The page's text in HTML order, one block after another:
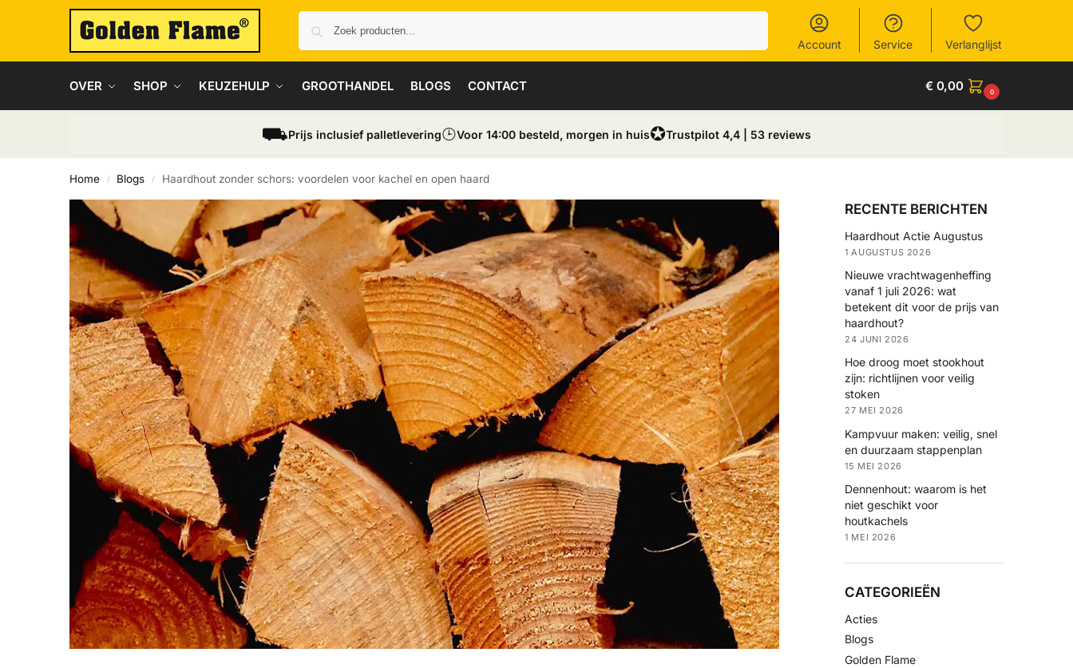
Account Service Verlanglijst
OVER SHOP KEUZEHULP GROOTHANDEL BLOGS CONTACT €0,00 0
⛟Prijs inclusief palletlevering⌚︎Voor 14:00 besteld, morgen in huis✪Trustpilot 4,4 | 53 reviews
Home / Blogs / Haardhout zonder schors: voordelen voor kachel en open haard
RECENTE BERICHTEN
Haardhout Actie Augustus
1 AUGUSTUS 2026
Nieuwe vrachtwagenheffing
vanaf 1 juli 2026: wat
betekent dit voor de prijs van
haardhout?
24 JUNI 2026
Hoe droog moet stookhout
zijn: richtlijnen voor veilig
stoken
27 MEI 2026
Kampvuur maken: veilig, snel
en duurzaam stappenplan
15 MEI 2026
Dennenhout: waarom is het
niet geschikt voor
houtkachels
1 MEI 2026
CATEGORIEËN
Acties
Blogs
Golden Flame